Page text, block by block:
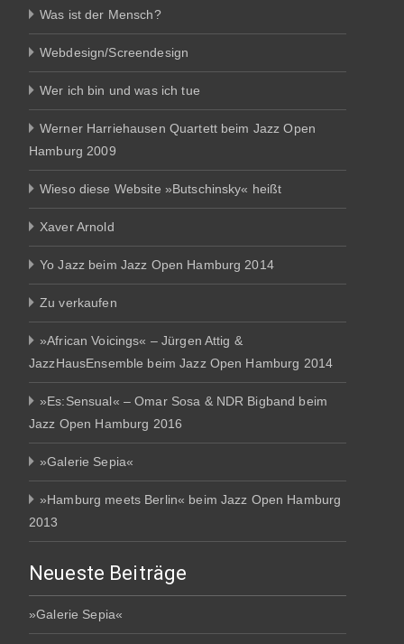
Was ist der Mensch?
Webdesign/Screendesign
Wer ich bin und was ich tue
Werner Harriehausen Quartett beim Jazz Open
Hamburg 2009
Wieso diese Website »Butschinsky« heißt
Xaver Arnold
Yo Jazz beim Jazz Open Hamburg 2014
Zu verkaufen
»African Voicings« – Jürgen Attig &
JazzHausEnsemble beim Jazz Open Hamburg 2014
»Es:Sensual« – Omar Sosa & NDR Bigband beim
Jazz Open Hamburg 2016
»Galerie Sepia«
»Hamburg meets Berlin« beim Jazz Open Hamburg
2013
Neueste Beiträge
»Galerie Sepia«